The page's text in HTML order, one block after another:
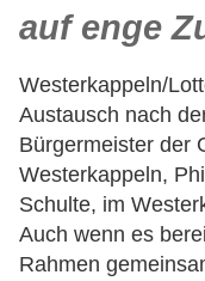
auf enge
Westerkappeln/
Austausch nach
Bürgermeister der
Westerkappeln,
Schulte, im
Auch wenn es
Rahmen